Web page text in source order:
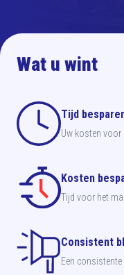
Wat u wint
Tijd
Uw kosten voor
Kosten
Tijd voor het
Consistent
Een